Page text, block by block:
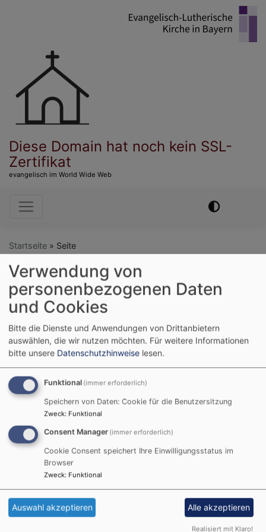
Diese Domain hat noch kein SSL-
Zertifikat
evangelisch im World Wide Web
Hauptnavigation
Startseite Seite
Seite
Hier können Sie Ihren Inhalt einfügen. Neue Seiten
erstellen Sie überInhalt->Inhalt hinzufügen
Verwendung von
personenbezogenen Daten
und Cookies
Bitte die Dienste und Anwendungen von Drittanbietern
auswählen, die wir nutzen möchten. Für weitere Informationen
bitte unsere Datenschutzhinweise lesen.
Funktional (immer erforderlich)
Speichern von Daten: Cookie für die Benutzersitzung
Zweck: Funktional
Consent Manager (immer erforderlich)
Cookie Consent speichert Ihre Einwilligungsstatus im
Browser
Zweck: Funktional
Auswahl akzeptieren Alle akzeptieren
Realisiert mit Klaro!